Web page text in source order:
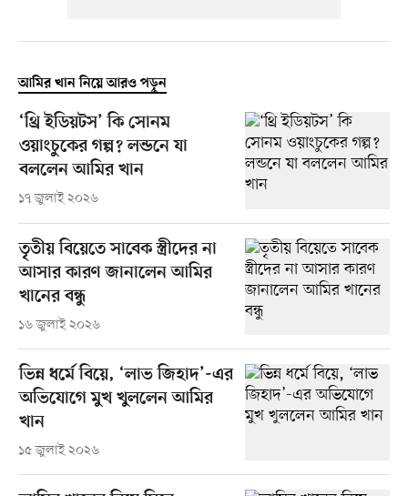
আমির খান নিয়ে আরও পড়ুন
‘থ্রি ইডিয়টস’ কি সোনম
ওয়াংচুকের গল্প? লন্ডনে যা
বললেন আমির খান
১৭ জুলাই ২০২৬
তৃতীয় বিয়েতে সাবেক স্ত্রীদের না
আসার কারণ জানালেন আমির
খানের বন্ধু
১৬ জুলাই ২০২৬
ভিন্ন ধর্মে বিয়ে, ‘লাভ জিহাদ’-এর
অভিযোগে মুখ খুললেন আমির
খান
১৫ জুলাই ২০২৬